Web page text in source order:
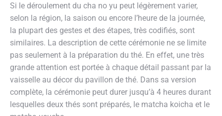
Si le déroulement du cha no yu peut légèrement varier,
selon la région, la saison ou encore l’heure de la journée,
la plupart des gestes et des étapes, très codifiés, sont
similaires. La description de cette cérémonie ne se limite
pas seulement à la préparation du thé. En effet, une très
grande attention est portée à chaque détail passant par la
vaisselle au décor du pavillon de thé. Dans sa version
complète, la cérémonie peut durer jusqu’à 4 heures durant
lesquelles deux thés sont préparés, le matcha koicha et le